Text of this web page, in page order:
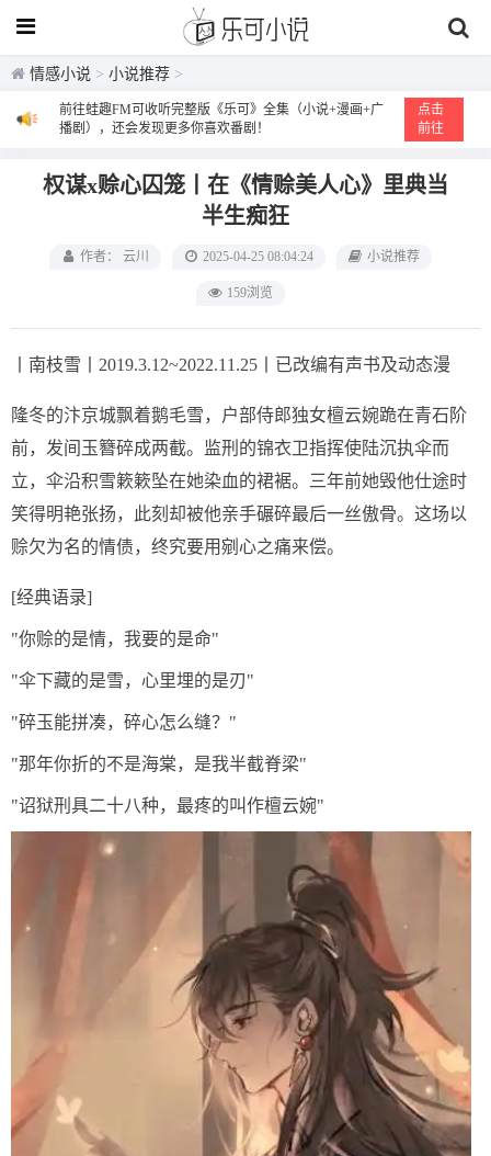
情感小说 > 小说推荐 >
前往蛙趣FM可收听完整版《乐可》全集（小说+漫画+广
播剧），还会发现更多你喜欢番剧！
点击
前往
权谋x赊心囚笼丨在《情赊美人心》里典当
半生痴狂
作者： 云川 2025-04-25 08:04:24 小说推荐
159浏览
丨南枝雪丨2019.3.12~2022.11.25丨已改编有声书及动态漫
隆冬的汴京城飘着鹅毛雪，户部侍郎独女檀云婉跪在青石阶
前，发间玉簪碎成两截。监刑的锦衣卫指挥使陆沉执伞而
立，伞沿积雪簌簌坠在她染血的裙裾。三年前她毁他仕途时
笑得明艳张扬，此刻却被他亲手碾碎最后一丝傲骨。这场以
赊欠为名的情债，终究要用剜心之痛来偿。
[经典语录]
"你赊的是情，我要的是命"
"伞下藏的是雪，心里埋的是刃"
"碎玉能拼凑，碎心怎么缝？"
"那年你折的不是海棠，是我半截脊梁"
"诏狱刑具二十八种，最疼的叫作檀云婉"